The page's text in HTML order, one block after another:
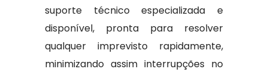
suporte técnico especializada e
disponível, pronta para resolver
qualquer imprevisto rapidamente,
minimizando assim interrupções no